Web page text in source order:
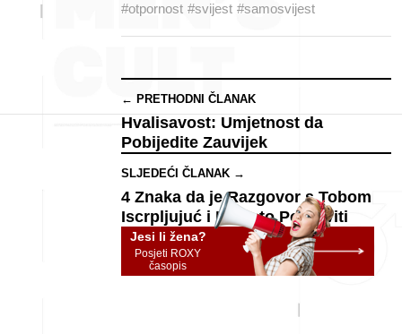
#otpornost #svijest #samosvijest
← PRETHODNI ČLANAK
Hvalisavost: Umjetnost da
Pobijedite Zauvijek
SLJEDEĆI ČLANAK →
4 Znaka da je Razgovor s Tobom
Iscrpljujuć i Kako to Popraviti
Jesi li žena?
Posjeti ROXY
časopis